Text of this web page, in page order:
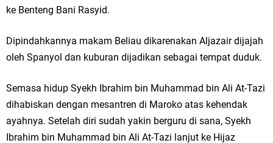
ke Benteng Bani Rasyid.
Dipindahkannya makam Beliau dikarenakan Aljazair dijajah
oleh Spanyol dan kuburan dijadikan sebagai tempat duduk.
Semasa hidup Syekh Ibrahim bin Muhammad bin Ali At-Tazi
dihabiskan dengan mesantren di Maroko atas kehendak
ayahnya. Setelah diri sudah yakin berguru di sana, Syekh
Ibrahim bin Muhammad bin Ali At-Tazi lanjut ke Hijaz